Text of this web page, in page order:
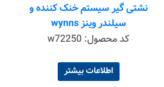
نشتی گیر سیستم خنک کننده و
سیلندر وینز wynns
کد محصول: w72250
اطلاعات بیشتر